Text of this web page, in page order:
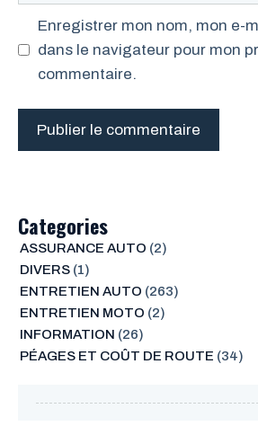
Enregistrer mon nom, mon e-
dans le navigateur pour mon
commentaire.
Categories
ASSURANCE AUTO (2)
DIVERS(1)
ENTRETIEN AUTO (263)
ENTRETIEN MOTO (2)
INFORMATION (26)
PÉAGES ET COÛT DE ROUTE (34)